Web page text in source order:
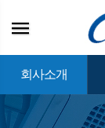
회사소개